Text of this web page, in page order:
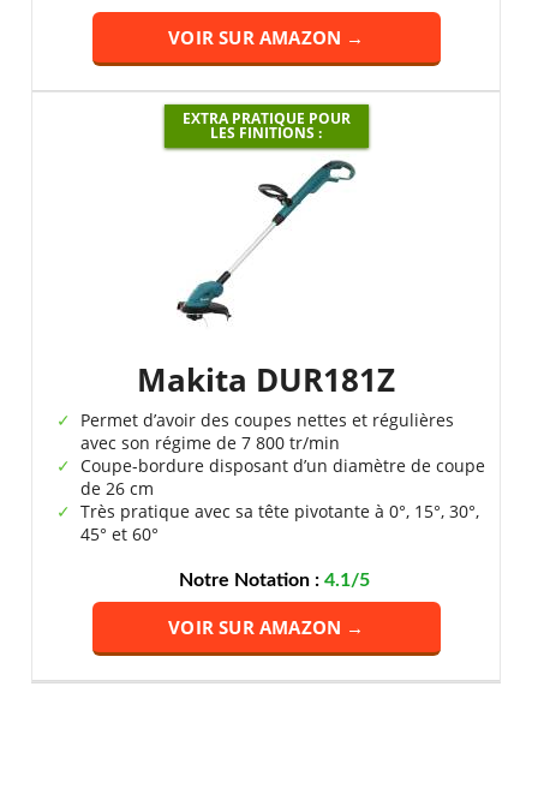
VOIR SUR AMAZON →
EXTRA PRATIQUE POUR
LES FINITIONS :
Makita DUR181Z
Permet d’avoir des coupes nettes et régulières
avec son régime de 7 800 tr/min
Coupe-bordure disposant d’un diamètre de coupe
de 26 cm
Très pratique avec sa tête pivotante à 0°, 15°, 30°,
45° et 60°
Notre Notation :4.1/5
VOIR SUR AMAZON →